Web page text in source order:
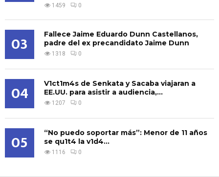
1459 0
03
Fallece Jaime Eduardo Dunn Castellanos,
padre del ex precandidato Jaime Dunn
1318 0
04
V1ct1m4s de Senkata y Sacaba viajaran a
EE.UU. para asistir a audiencia,...
1207 0
05
“No puedo soportar más”: Menor de 11 años
se qu1t4 la v1d4...
1116 0